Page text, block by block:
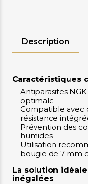
Description
Caractéristiques
Antiparasites
optimale
Compatible avec
résistance
Prévention des
humides
Utilisation
bougie de 7 mm
La solution
inégalées